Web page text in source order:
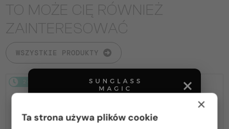
TO MOŻE CIĘ RÓWNIEŻ
ZAINTERESOWAĆ
WSZYSTKIE PRODUKTY
2-4 DNI 2-4 DNI
×
Ta strona używa plików cookie